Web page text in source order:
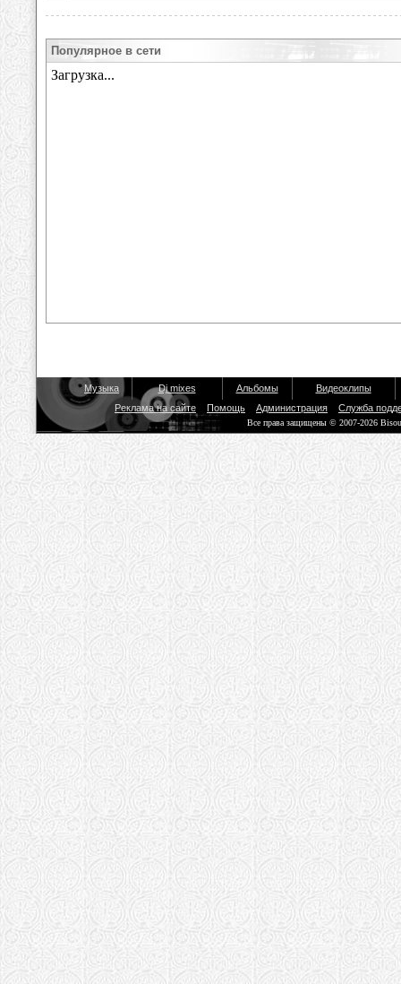
Популярное в сети
Музыка Dj mixes Альбомы
Видеоклипы
Реклама на сайте
Помощь Администрация Служба
Все права защищены © 2007-2026